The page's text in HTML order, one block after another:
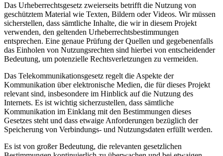
Das Urheberrechtsgesetz zweierseits betrifft die Nutzung von ​
geschütztem ⁣Material wie Texten, Bildern oder Videos. Wir müssen
sicherstellen, dass sämtliche Inhalte, die ​wir in diesem Projekt‍
verwenden, den geltenden Urheberrechtsbestimmungen
entsprechen. Eine genaue ⁤Prüfung der Quellen und gegebenenfalls
das Einholen von Nutzungsrechten⁤ sind hierbei von entscheidender
Bedeutung, um potenzielle Rechtsverletzungen zu vermeiden.
Das Telekommunikationsgesetz regelt die Aspekte der
Kommunikation ‍über elektronische Medien, die für dieses Projekt
relevant ‍sind, insbesondere im Hinblick auf die Nutzung des
Internets. Es ist wichtig sicherzustellen, dass sämtliche
Kommunikation im ⁢Einklang mit den Bestimmungen dieses
Gesetzes steht und⁢ dass ‍etwaige Anforderungen bezüglich der
Speicherung von Verbindungs- und​ Nutzungsdaten erfüllt werden.
Es ist von ‌großer Bedeutung, die ​relevanten gesetzlichen